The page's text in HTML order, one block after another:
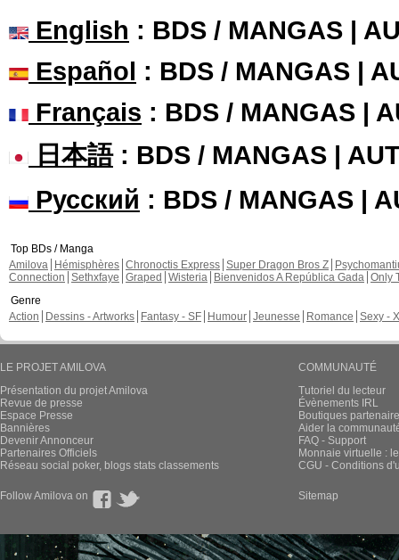
English : BDS / MANGAS |
Español : BDS / MANGAS |
Français : BDS / MANGAS |
日本語: BDS / MANGAS |
Русский : BDS / MANGAS |
Top BDs / Manga
Amilova
Hémisphères Chronoctis Express Super Dragon Bros Z
Connection Sethxfaye Graped Wisteria Bienvenidos A República Gada Only
Genre
Action
Dessins - Artworks Fantasy - SF Humour Jeunesse Romance Sexy -
LE PROJET AMILOVA
Présentation du projet Amilova
Revue de presse
Espace Presse
Bannières
Devenir Annonceur
Partenaires Officiels
Réseau social poker, blogs stats classements
COMMUNAUTÉ
Tutoriel du lecteur
Évènements IRL
Boutiques
Aider la
FAQ - Support
Monnaie virtuelle :
CGU - Conditions
Follow Amilova on Sitemap